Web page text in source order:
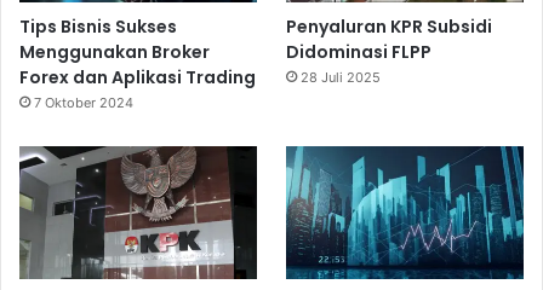
Tips Bisnis Sukses
Menggunakan Broker
Forex dan Aplikasi Trading
7 Oktober 2024
Penyaluran KPR Subsidi
Didominasi FLPP
28 Juli 2025